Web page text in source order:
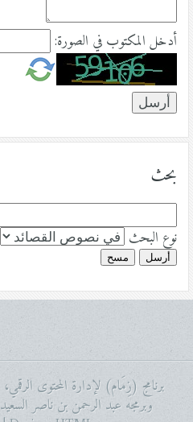
أدخل المكتوب في الصورة:
بحث
نوع البحث
أرسل مسح